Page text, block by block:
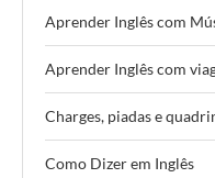
Aprender Inglês com
Aprender Inglês com
Charges, piadas e
Como Dizer em Inglês